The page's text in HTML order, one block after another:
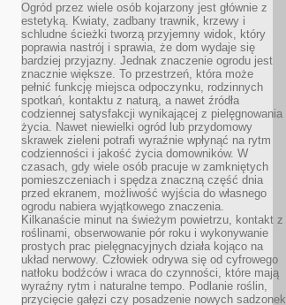
Ogród przez wiele osób kojarzony jest głównie z
estetyką. Kwiaty, zadbany trawnik, krzewy i
schludne ścieżki tworzą przyjemny widok, który
poprawia nastrój i sprawia, że dom wydaje się
bardziej przyjazny. Jednak znaczenie ogrodu jest
znacznie większe. To przestrzeń, która może
pełnić funkcję miejsca odpoczynku, rodzinnych
spotkań, kontaktu z naturą, a nawet źródła
codziennej satysfakcji wynikającej z pielęgnowania
życia. Nawet niewielki ogród lub przydomowy
skrawek zieleni potrafi wyraźnie wpłynąć na rytm
codzienności i jakość życia domowników. W
czasach, gdy wiele osób pracuje w zamkniętych
pomieszczeniach i spędza znaczną część dnia
przed ekranem, możliwość wyjścia do własnego
ogrodu nabiera wyjątkowego znaczenia.
Kilkanaście minut na świeżym powietrzu, kontakt z
roślinami, obserwowanie pór roku i wykonywanie
prostych prac pielęgnacyjnych działa kojąco na
układ nerwowy. Człowiek odrywa się od cyfrowego
natłoku bodźców i wraca do czynności, które mają
wyraźny rytm i naturalne tempo. Podlanie roślin,
przycięcie gałęzi czy posadzenie nowych sadzonek